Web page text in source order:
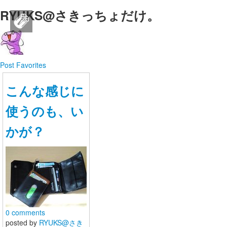
SEAL brand JAPAN公式SNS
ログイン
新規登録
ストリーム
HOT
TAGS
その他
このコミュニティについて
ヘルプ
利用規約
プライバシーポリシー
RYUKS@さきっちょだけ。
Post Favorites
こんな感じに
使うのも、い
かが？
0 comments
posted by RYUKS@さき
SEAL brand JAPAN公式SNS
SEAL brand JAPAN公式のコミュニティサイトです。
ログイン